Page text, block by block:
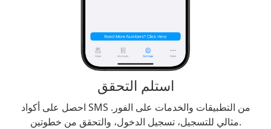
استلم التحقق
احصل على أكواد SMS من التطبيقات والخدمات على الفور.
مثالي للتسجيل، تسجيل الدخول، والتحقق من خطوتين.